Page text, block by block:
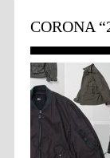
CORONA